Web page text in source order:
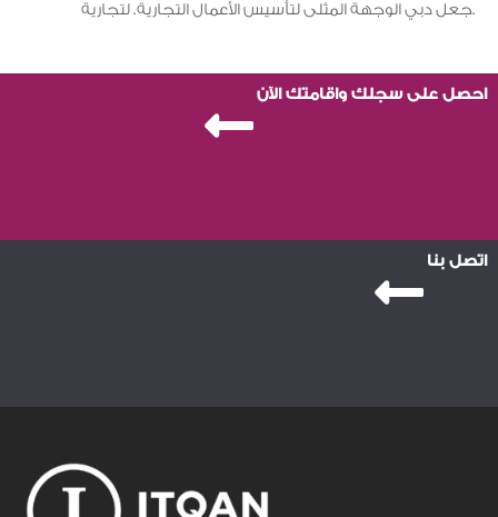
جعل دبي الوجهة المثلى لتأسيس الأعمال التجارية. لتجارية.
احصل على سجلك واقامتك الآن
اتصل بنا